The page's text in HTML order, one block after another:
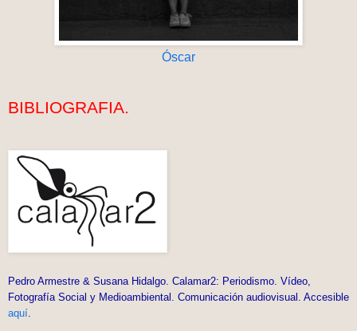
Óscar
BIBLIOGRAFIA.
Pedro Armestre & Susana Hidalgo. Calamar2: Periodismo. Vídeo,
Fotografía Social y Medioambiental. Comunicación audiovisual. Accesible
aquí